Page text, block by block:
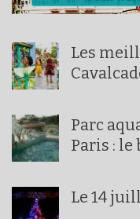
Les
Parc
Paris : le
Le 14